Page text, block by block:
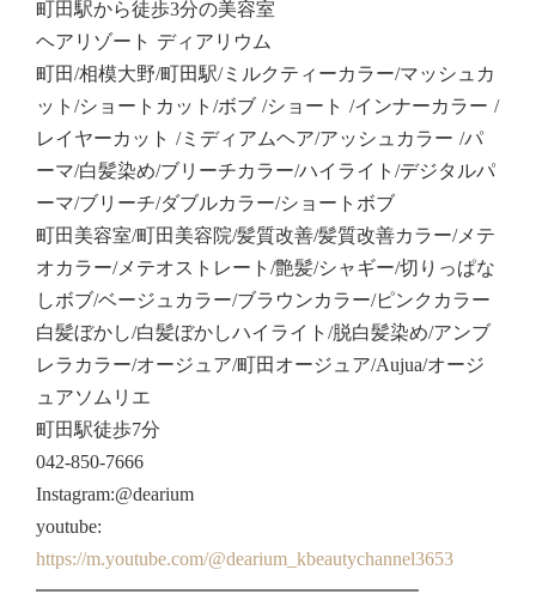
町田駅から徒歩3分の美容室
ヘアリゾート ディアリウム
町田/相模大野/町田駅/ミルクティーカラー/マッシュカ
ット/ショートカット/ボブ /ショート /インナーカラー /
レイヤーカット /ミディアムヘア/アッシュカラー /パ
ーマ/白髪染め/ブリーチカラー/ハイライト/デジタルパ
ーマ/ブリーチ/ダブルカラー/ショートボブ
町田美容室/町田美容院/髪質改善/髪質改善カラー/メテ
オカラー/メテオストレート/艶髪/シャギー/切りっぱな
しボブ/ベージュカラー/ブラウンカラー/ピンクカラー
白髪ぼかし/白髪ぼかしハイライト/脱白髪染め/アンブ
レラカラー/オージュア/町田オージュア/Aujua/オージ
ュアソムリエ
町田駅徒歩7分
042-850-7666
Instagram:@dearium
youtube:
https://m.youtube.com/@dearium_kbeautychannel3653
━━━━━━━━━━━━━━━━━━━━